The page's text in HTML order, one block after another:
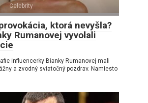
Celebrity
ktorá nevyšla?
Rumanovej vyvolali
influencerky Bianky Rumanovej mali
a zvodný sviatočný pozdrav. Namiesto